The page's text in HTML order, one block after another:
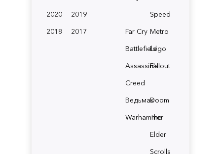
2020
2019
2018
2017
Speed
Far Cry Metro
BattlefieldLego
Assassin's
Creed
Fallout
ВедьмакDoom
Warhammer
The
Elder
Scrolls